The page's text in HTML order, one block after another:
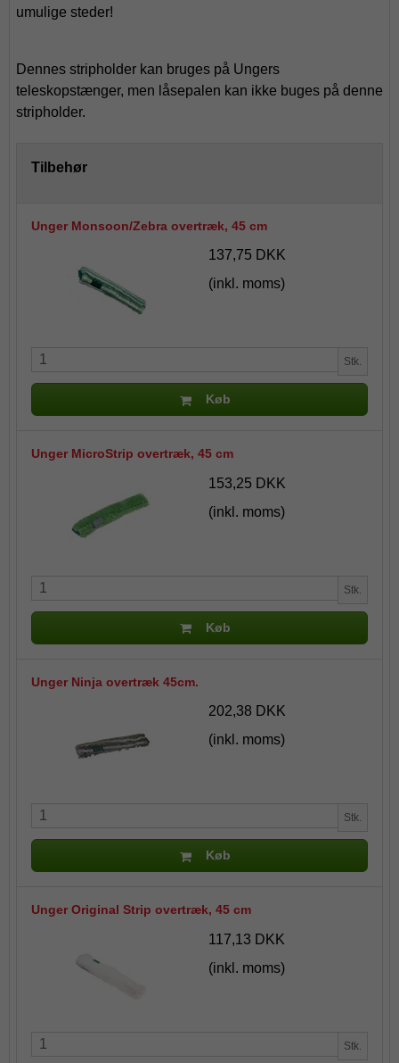
umulige steder!
Dennes stripholder kan bruges på Ungers
teleskopstænger, men låsepalen kan ikke buges på denne
stripholder.
Tilbehør
Unger Monsoon/Zebra overtræk, 45 cm
137,75 DKK
(inkl. moms)
Stk.
Køb
Unger MicroStrip overtræk, 45 cm
153,25 DKK
(inkl. moms)
Stk.
Køb
Unger Ninja overtræk 45cm.
202,38 DKK
(inkl. moms)
Stk.
Køb
Unger Original Strip overtræk, 45 cm
117,13 DKK
(inkl. moms)
Stk.